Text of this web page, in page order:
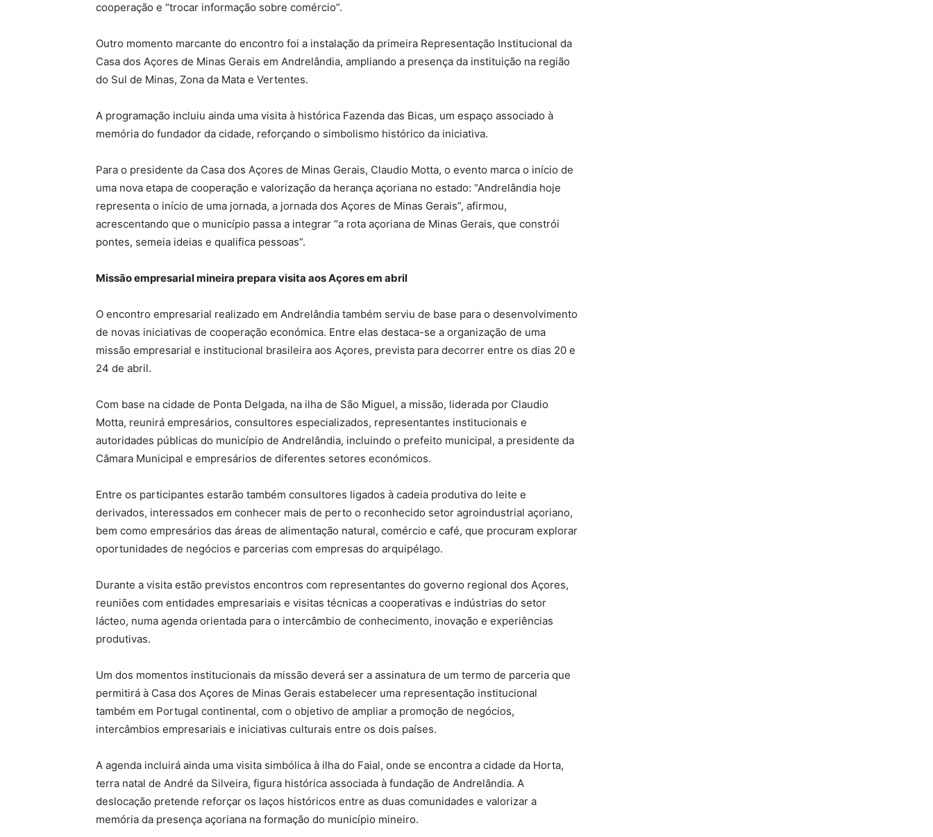
cooperação e “trocar informação sobre comércio”.
Outro momento marcante do encontro foi a instalação da primeira Representação Institucional da
Casa dos Açores de Minas Gerais em Andrelândia, ampliando a presença da instituição na região
do Sul de Minas, Zona da Mata e Vertentes.
A programação incluiu ainda uma visita à histórica Fazenda das Bicas, um espaço associado à
memória do fundador da cidade, reforçando o simbolismo histórico da iniciativa.
Para o presidente da Casa dos Açores de Minas Gerais, Claudio Motta, o evento marca o início de
uma nova etapa de cooperação e valorização da herança açoriana no estado: “Andrelândia hoje
representa o início de uma jornada, a jornada dos Açores de Minas Gerais”, afirmou,
acrescentando que o município passa a integrar “a rota açoriana de Minas Gerais, que constrói
pontes, semeia ideias e qualifica pessoas”.
Missão empresarial mineira prepara visita aos Açores em abril
O encontro empresarial realizado em Andrelândia também serviu de base para o desenvolvimento
de novas iniciativas de cooperação económica. Entre elas destaca-se a organização de uma
missão empresarial e institucional brasileira aos Açores, prevista para decorrer entre os dias 20 e
24 de abril.
Com base na cidade de Ponta Delgada, na ilha de São Miguel, a missão, liderada por Claudio
Motta, reunirá empresários, consultores especializados, representantes institucionais e
autoridades públicas do município de Andrelândia, incluindo o prefeito municipal, a presidente da
Câmara Municipal e empresários de diferentes setores económicos.
Entre os participantes estarão também consultores ligados à cadeia produtiva do leite e
derivados, interessados em conhecer mais de perto o reconhecido setor agroindustrial açoriano,
bem como empresários das áreas de alimentação natural, comércio e café, que procuram explorar
oportunidades de negócios e parcerias com empresas do arquipélago.
Durante a visita estão previstos encontros com representantes do governo regional dos Açores,
reuniões com entidades empresariais e visitas técnicas a cooperativas e indústrias do setor
lácteo, numa agenda orientada para o intercâmbio de conhecimento, inovação e experiências
produtivas.
Um dos momentos institucionais da missão deverá ser a assinatura de um termo de parceria que
permitirá à Casa dos Açores de Minas Gerais estabelecer uma representação institucional
também em Portugal continental, com o objetivo de ampliar a promoção de negócios,
intercâmbios empresariais e iniciativas culturais entre os dois países.
A agenda incluirá ainda uma visita simbólica à ilha do Faial, onde se encontra a cidade da Horta,
terra natal de André da Silveira, figura histórica associada à fundação de Andrelândia. A
deslocação pretende reforçar os laços históricos entre as duas comunidades e valorizar a
memória da presença açoriana na formação do município mineiro.